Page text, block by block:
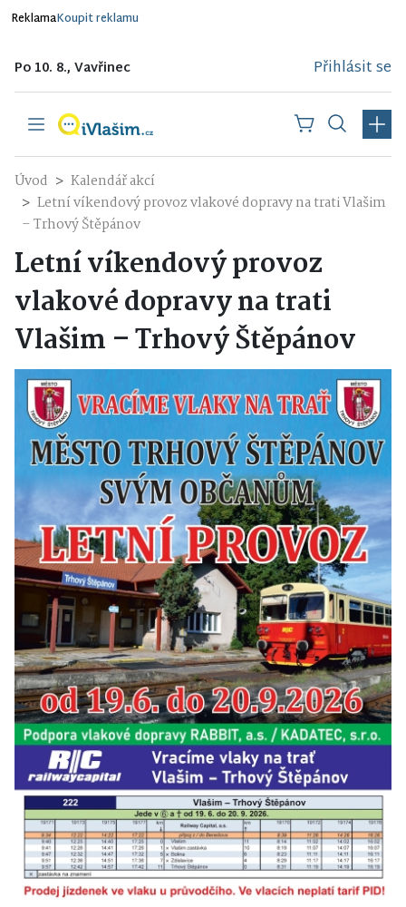
ReklamaKoupit reklamu
Po 10. 8., Vavřinec Přihlásit se
Úvod
Kalendář akcí
Letní víkendový provoz vlakové dopravy na trati Vlašim
– Trhový Štěpánov
Letní víkendový provoz
vlakové dopravy na trati
Vlašim – Trhový Štěpánov